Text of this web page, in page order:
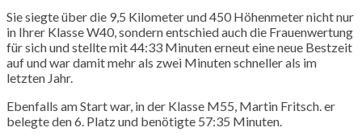
Sie siegte über die 9,5 Kilometer und 450 Höhenmeter nicht nur
in Ihrer KlasseW40, sondern entschied auch die Frauenwertung
für sich und stellte mit 44:33 Minuten erneut eine neue Bestzeit
auf und war damit mehr als zwei Minuten schneller als im
letzten Jahr.
Ebenfalls am Start war, in der Klasse M55, Martin Fritsch. er
belegte den 6. Platz und benötigte 57:35 Minuten.